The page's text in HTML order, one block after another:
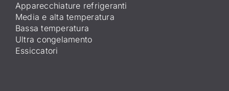
Apparecchiature refrigeranti
Media e alta temperatura
Bassa temperatura
Ultra congelamento
Essiccatori